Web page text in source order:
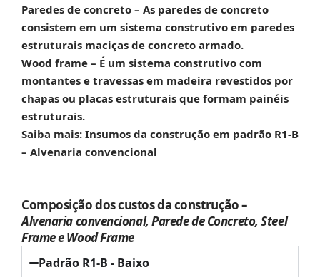
Paredes de concreto – As paredes de concreto
consistem em um sistema construtivo em paredes
estruturais maciças de concreto armado.
Wood frame – É um sistema construtivo com
montantes e travessas em madeira revestidos por
chapas ou placas estruturais que formam painéis
estruturais.
Saiba mais: Insumos da construção em padrão R1-B
– Alvenaria convencional
Composição dos custos da construção –
Alvenaria convencional, Parede de Concreto, Steel
Frame e Wood Frame
Padrão R1-B - Baixo